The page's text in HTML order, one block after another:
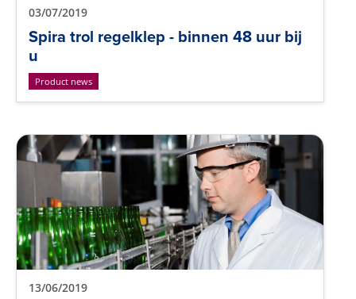
03/07/2019
Spira trol regelklep - binnen 48 uur bij
u
Product news
13/06/2019